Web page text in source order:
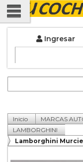
Ingresar
Inicio MARCAS
LAMBORGHINI
Lamborghini